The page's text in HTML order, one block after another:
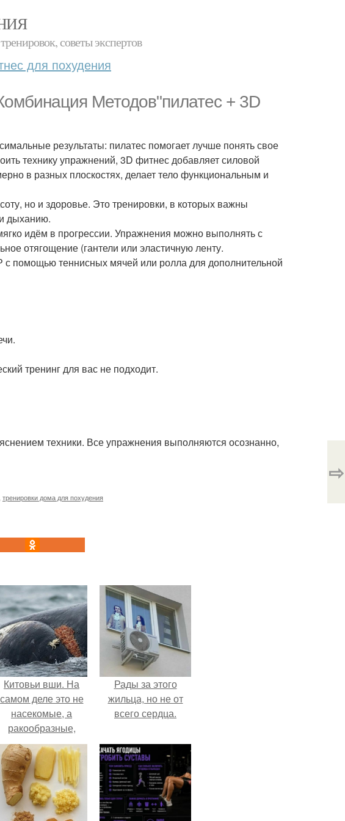
советы экспертов
для похудения
Методов"пилатес + 3D
результаты: пилатес помогает лучше понять свое
технику упражнений, 3D фитнес добавляет силовой
в разных плоскостях, делает тело функциональным и
но и здоровье. Это тренировки, в которых важны
дыханию.
идём в прогрессии. Упражнения можно выполнять с
отягощение (гантели или эластичную ленту.
помощью теннисных мячей или ролла для дополнительной
тренинг для вас не подходит.
техники. Все упражнения выполняются осознанно,
тренировки дома для похудения
⇨
Китовьи вши. На
самом деле это не
насекомые, а
ракообразные,
относящиеся к
бокоплавам.
Рады за этого
жильца, но не от
всего сердца.